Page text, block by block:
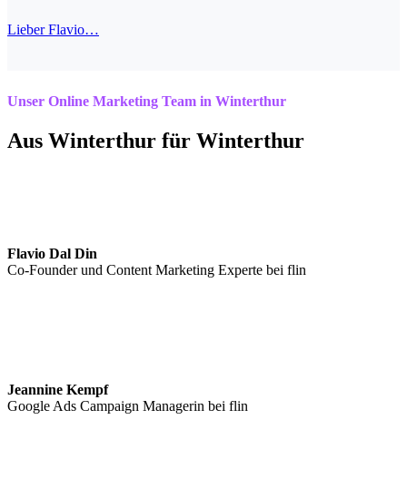
Lieber Flavio…
Unser Online Marketing Team in Winterthur
Aus Winterthur für Winterthur
Flavio Dal Din
Co-Founder und Content Marketing Experte bei flin
Jeannine Kempf
Google Ads Campaign Managerin bei flin